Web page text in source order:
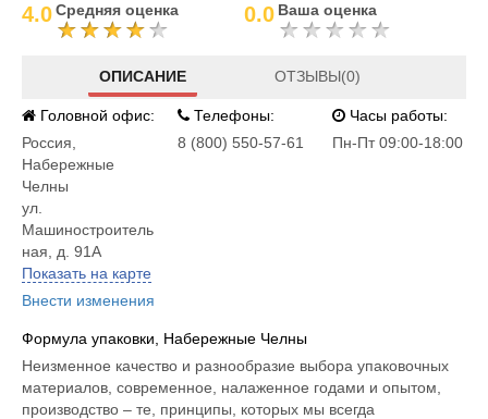
4.0Средняя оценка 0.0 Ваша оценка
ОПИСАНИЕ ОТЗЫВЫ(0)
Головной офис:
Россия
Набережные
Челны
ул.
Машиностроитель
ная, д. 91А
Показать на карте
Внести изменения
Телефоны:
8 (800) 550-57-61
Часы работы:
Пн-Пт 09:00-18:00
Формула упаковки, Набережные Челны
Неизменное качество и разнообразие выбора упаковочных
материалов, современное, налаженное годами и опытом,
производство – те, принципы, которых мы всегда